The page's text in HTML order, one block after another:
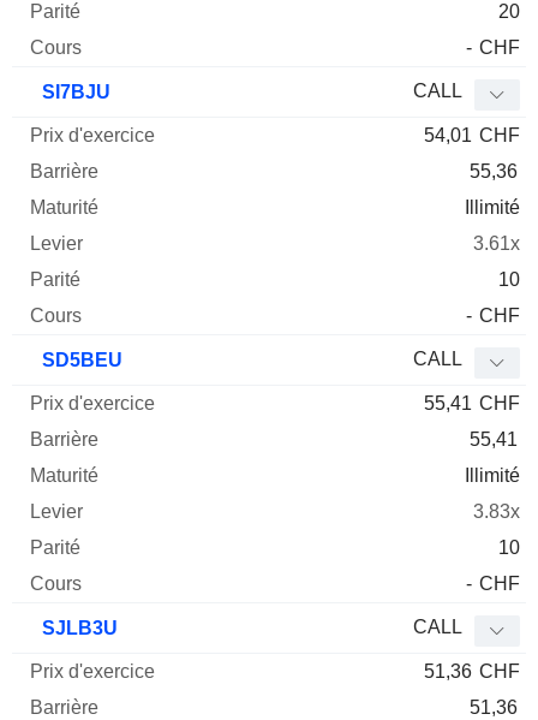
20
- CHF
SI7BJU CALL
54,01 CHF
55,36
Illimité
3.61x
10
- CHF
SD5BEU CALL
55,41 CHF
55,41
Illimité
3.83x
10
- CHF
SJLB3U CALL
51,36 CHF
51,36